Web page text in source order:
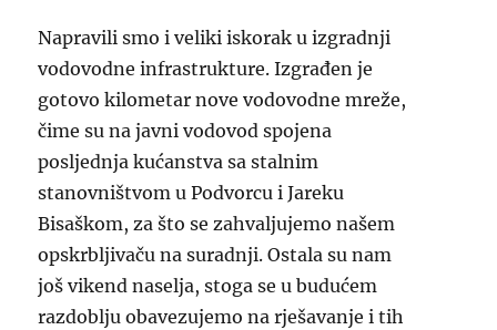
Napravili smo i veliki iskorak u izgradnji
vodovodne infrastrukture. Izgrađen je
gotovo kilometar nove vodovodne mreže,
čime su na javni vodovod spojena
posljednja kućanstva sa stalnim
stanovništvom u Podvorcu i Jareku
Bisaškom, za što se zahvaljujemo našem
opskrbljivaču na suradnji. Ostala su nam
još vikend naselja, stoga se u budućem
razdoblju obavezujemo na rješavanje i tih